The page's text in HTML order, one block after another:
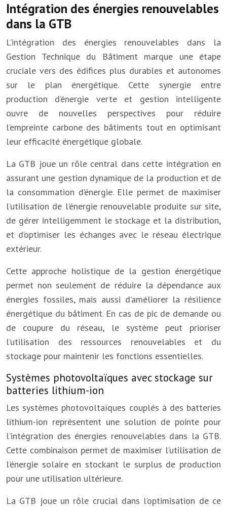
Intégration des énergies renouvelables
dans la GTB
L’intégration des énergies renouvelables dans la
Gestion Technique du Bâtiment marque une étape
cruciale vers des édifices plus durables et autonomes
sur le plan énergétique. Cette synergie entre
production d’énergie verte et gestion intelligente
ouvre de nouvelles perspectives pour réduire
l’empreinte carbone des bâtiments tout en optimisant
leur efficacité énergétique globale.
La GTB joue un rôle central dans cette intégration en
assurant une gestion dynamique de la production et de
la consommation d’énergie. Elle permet de maximiser
l’utilisation de l’énergie renouvelable produite sur site,
de gérer intelligemment le stockage et la distribution,
et d’optimiser les échanges avec le réseau électrique
extérieur.
Cette approche holistique de la gestion énergétique
permet non seulement de réduire la dépendance aux
énergies fossiles, mais aussi d’améliorer la résilience
énergétique du bâtiment. En cas de pic de demande ou
de coupure du réseau, le système peut prioriser
l’utilisation des ressources renouvelables et du
stockage pour maintenir les fonctions essentielles.
Systèmes photovoltaïques avec stockage sur
batteries lithium-ion
Les systèmes photovoltaïques couplés à des batteries
lithium-ion représentent une solution de pointe pour
l’intégration des énergies renouvelables dans la GTB.
Cette combinaison permet de maximiser l’utilisation de
l’énergie solaire en stockant le surplus de production
pour une utilisation ultérieure.
La GTB joue un rôle crucial dans l’optimisation de ce